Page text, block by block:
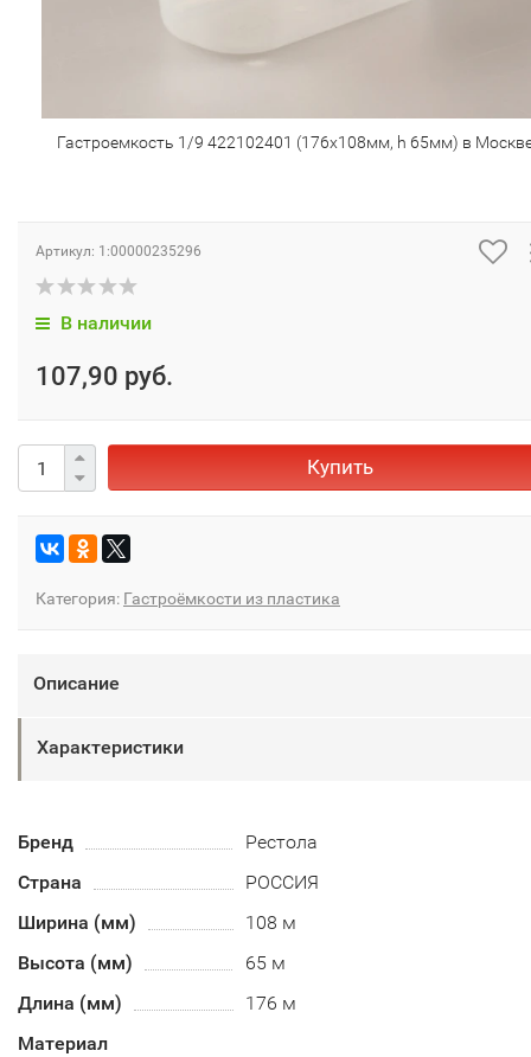
Гастроемкость 1/9 422102401 (176х108мм, h 65мм) в
Артикул: 1:00000235296
В наличии
107,90 руб.
Купить
Категория: Гастроёмкости из пластика
Описание
Характеристики
Бренд
Рестола
Страна
РОССИЯ
Ширина (мм)
108 м
Высота (мм)
65 м
Длина (мм)
176 м
Материал